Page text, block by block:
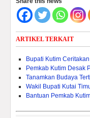
ARTIKEL TERKAIT
Bupati Kutim
Pemkab Kutim Desak
Tanamkan Budaya
Wakil Bupati Kutai
Bantuan Pemkab